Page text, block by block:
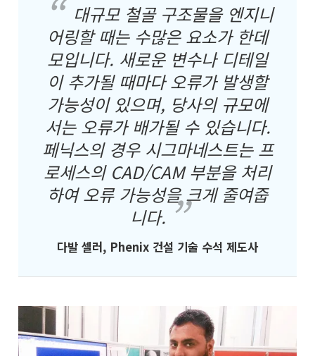
대규모 철골 구조물을 엔지니
어링할 때는 수많은 요소가 한데
모입니다. 새로운 변수나 디테일
이 추가될 때마다 오류가 발생할
가능성이 있으며, 당사의 규모에
서는 오류가 배가될 수 있습니다.
페닉스의 경우 시그마네스트는 프
로세스의 CAD/CAM 부분을 처리
하여 오류 가능성을 크게 줄여줍
니다.
다발 셀러, Phenix 건설 기술 수석 제도사